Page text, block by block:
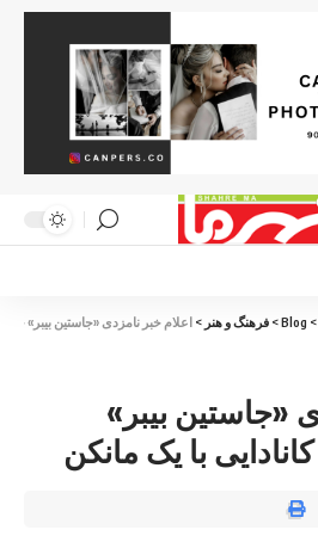
>
Blog
> فرهنگ و هنر > اعلام خبر نامزدی «جاستین بیبر»
«جاستین بیبر»
با یک مانکن